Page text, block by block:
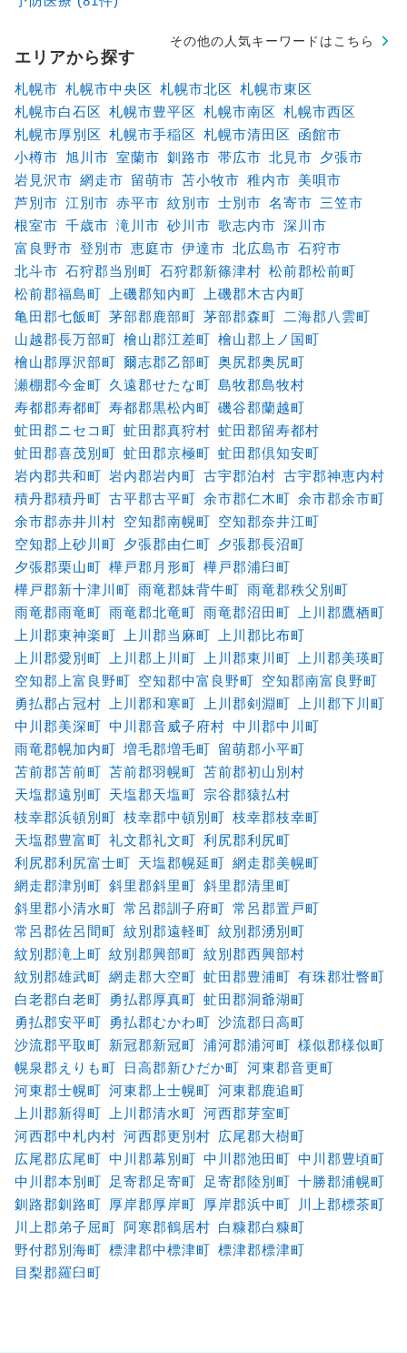
その他の人気キーワードはこちら
エリアから探す
札幌市 札幌市中央区 札幌市北区 札幌市東区
札幌市白石区 札幌市豊平区 札幌市南区 札幌市西区
札幌市厚別区 札幌市手稲区 札幌市清田区
函館市
小樽市 旭川市 室蘭市 釧路市 帯広市 北見市 夕張市
岩見沢市 網走市 留萌市 苫小牧市 稚内市 美唄市
芦別市 江別市 赤平市 紋別市 士別市 名寄市 三笠市
根室市 千歳市 滝川市 砂川市 歌志内市 深川市
富良野市 登別市 恵庭市 伊達市 北広島市 石狩市
北斗市 石狩郡当別町 石狩郡新篠津村 松前郡松前町
松前郡福島町
上磯郡知内町
上磯郡木古内町
亀田郡七飯町 茅部郡鹿部町 茅部郡森町
二海郡八雲町
山越郡長万部町 檜山郡江差町 檜山郡上ノ国町
檜山郡厚沢部町 爾志郡乙部町 奥尻郡奥尻町
瀬棚郡今金町 久遠郡せたな町 島牧郡島牧村
寿都郡寿都町 寿都郡黒松内町 磯谷郡蘭越町
虻田郡ニセコ町 虻田郡真狩村 虻田郡留寿都村
虻田郡喜茂別町 虻田郡京極町 虻田郡倶知安町
岩内郡共和町 岩内郡岩内町 古宇郡泊村 古宇郡神恵内村
積丹郡積丹町 古平郡古平町 余市郡仁木町 余市郡余市町
余市郡赤井川村 空知郡南幌町 空知郡奈井江町
空知郡上砂川町 夕張郡由仁町 夕張郡長沼町
夕張郡栗山町 樺戸郡月形町 樺戸郡浦臼町
樺戸郡新十津川町 雨竜郡妹背牛町 雨竜郡秩父別町
雨竜郡雨竜町 雨竜郡北竜町 雨竜郡沼田町
上川郡鷹栖町
上川郡東神楽町
上川郡当麻町
上川郡比布町
上川郡愛別町
上川郡上川町 上川郡東川町
上川郡美瑛町
空知郡上富良野町 空知郡中富良野町 空知郡南富良野町
勇払郡占冠村
上川郡和寒町 上川郡剣淵町
上川郡下川町
中川郡美深町 中川郡音威子府村 中川郡中川町
雨竜郡幌加内町 増毛郡増毛町 留萌郡小平町
苫前郡苫前町 苫前郡羽幌町 苫前郡初山別村
天塩郡遠別町 天塩郡天塩町 宗谷郡猿払村
枝幸郡浜頓別町 枝幸郡中頓別町 枝幸郡枝幸町
天塩郡豊富町 礼文郡礼文町 利尻郡利尻町
利尻郡利尻富士町 天塩郡幌延町 網走郡美幌町
網走郡津別町 斜里郡斜里町 斜里郡清里町
斜里郡小清水町 常呂郡訓子府町 常呂郡置戸町
常呂郡佐呂間町 紋別郡遠軽町 紋別郡湧別町
紋別郡滝上町 紋別郡興部町 紋別郡西興部村
紋別郡雄武町 網走郡大空町 虻田郡豊浦町 有珠郡壮瞥町
白老郡白老町
勇払郡厚真町 虻田郡洞爺湖町
勇払郡安平町
勇払郡むかわ町 沙流郡日高町
沙流郡平取町 新冠郡新冠町 浦河郡浦河町 様似郡様似町
幌泉郡えりも町
日高郡新ひだか町 河東郡音更町
河東郡士幌町 河東郡上士幌町 河東郡鹿追町
上川郡新得町
上川郡清水町 河西郡芽室町
河西郡中札内村 河西郡更別村 広尾郡大樹町
広尾郡広尾町 中川郡幕別町 中川郡池田町 中川郡豊頃町
中川郡本別町
足寄郡足寄町 足寄郡陸別町 十勝郡浦幌町
釧路郡釧路町
厚岸郡厚岸町 厚岸郡浜中町
川上郡標茶町
川上郡弟子屈町 阿寒郡鶴居村 白糠郡白糠町
野付郡別海町 標津郡中標津町 標津郡標津町
目梨郡羅臼町